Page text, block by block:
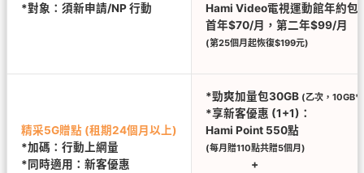
*對象：須新申請/NP 行動
Hami Video電視運動館年約包
首年$70/月，第二年$99/月
(第25個月起恢復$199元)
精采5G贈點 (租期24個月以上)
*加碼：行動上網量
*同時適用：新客優惠
*勁爽加量包30GB(乙次，
*享新客優惠 (1+1)：
Hami Point 550點
(每月贈110點共贈5個月)
+